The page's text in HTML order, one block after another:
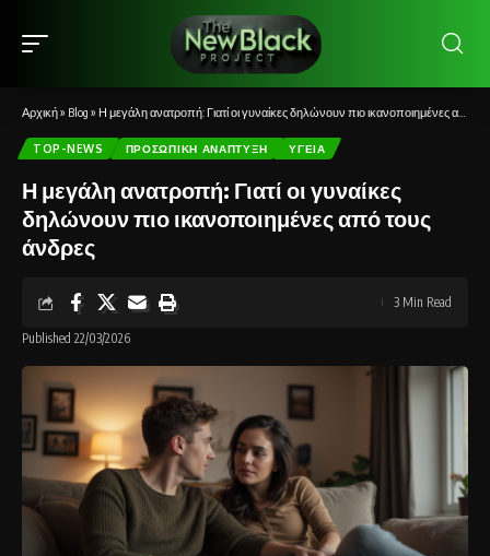
Αρχική» Blog » Η μεγάλη ανατροπή: Γιατί οι γυναίκες δηλώνουν πιο ικανοποιημένες από τους άνδρες
TOP-NEWS ΠΡΟΣΩΠΙΚΉ ΑΝΆΠΤΥΞΗ ΥΓΕΊΑ
Η μεγάλη ανατροπή: Γιατί οι γυναίκες
δηλώνουν πιο ικανοποιημένες από τους
άνδρες
Published 22/03/2026
3 Min Read